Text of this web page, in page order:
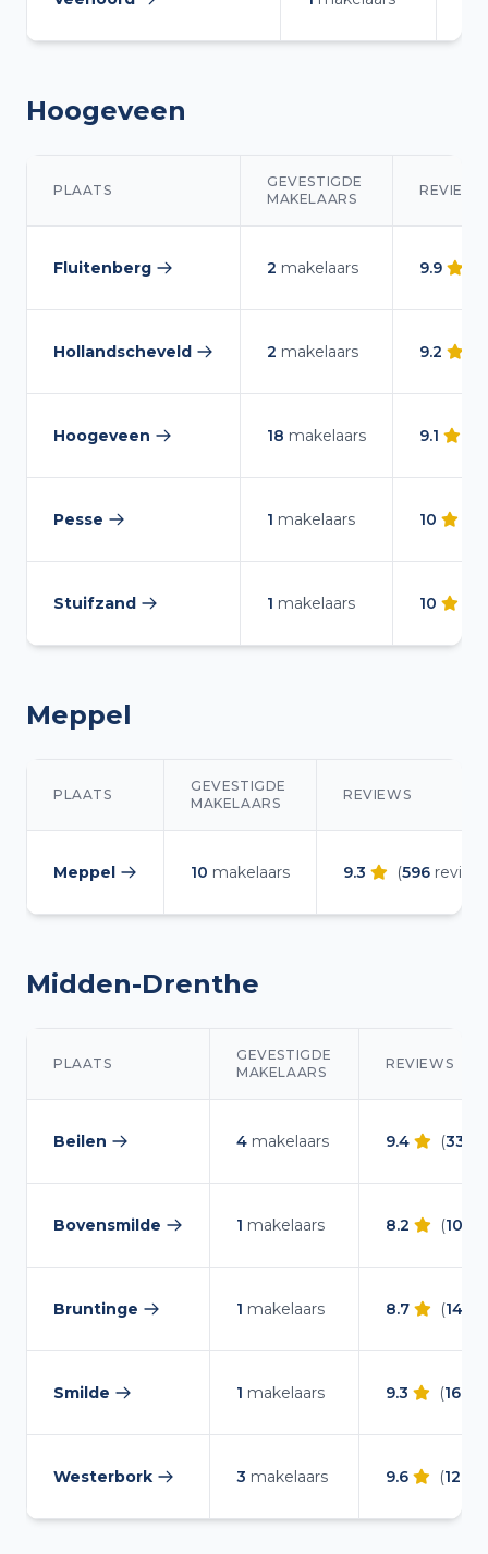
— makelaars vergelijken
Hoogeveen
PLAATS
GEVESTIGDE
MAKELAARS
REVIEWS
Fluitenberg
— makelaars vergelijken 2 makelaars 9.9
Hollandscheveld
— makelaars vergelijken 2 makelaars 9.2
Hoogeveen
— makelaars vergelijken 18 makelaars 9.1
Pesse
— makelaars vergelijken 1 makelaars 10
Stuifzand
— makelaars vergelijken 1 makelaars 10
Meppel
PLAATS
GEVESTIGDE
MAKELAARS
REVIEWS
Meppel
— makelaars vergelijken
10 makelaars 9.3 (596
Midden-Drenthe
PLAATS
GEVESTIGDE
MAKELAARS
REVIEWS
Beilen
— makelaars vergelijken
4 makelaars 9.4 (332
Bovensmilde
— makelaars vergelijken
1 makelaars 8.2 (10
Bruntinge
— makelaars vergelijken
1 makelaars 8.7 (14
Smilde
— makelaars vergelijken
1 makelaars 9.3 (16
Westerbork
— makelaars vergelijken
3 makelaars 9.6 (126